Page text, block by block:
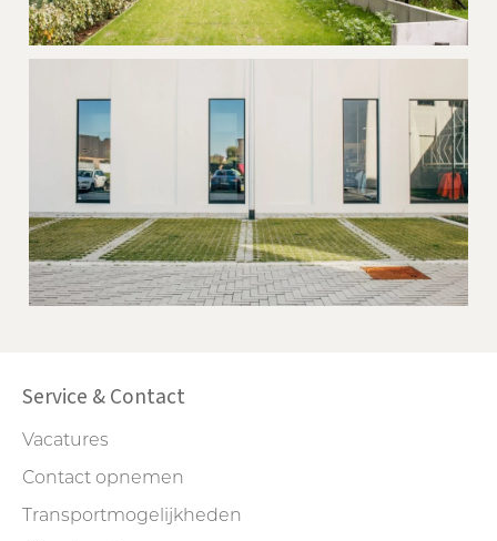
Grindgazon assistentiewoningen
Koksijde
Service & Contact
Vacatures
Contact opnemen
Transportmogelijkheden